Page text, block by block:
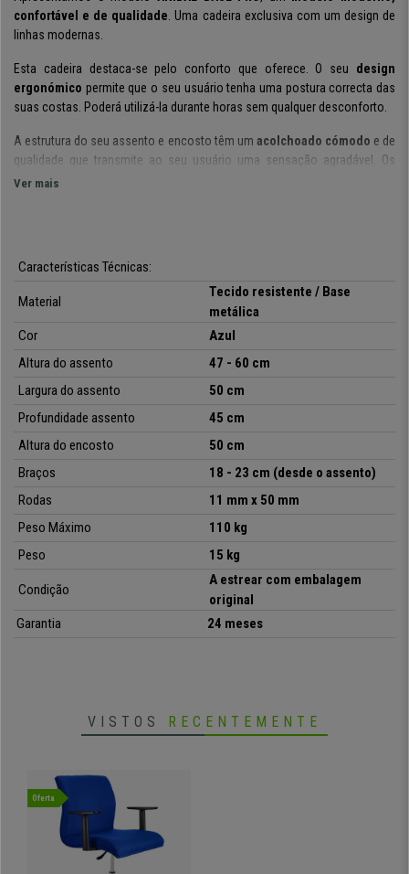
confortável e de qualidade . Uma cadeira exclusiva com um design de
linhas modernas.
Esta cadeira destaca-se pelo conforto que oferece. O seu design
ergonómico permite que o seu usuário tenha uma postura correcta das
suas costas. Poderá utilizá-la durante horas sem qualquer desconforto.
A estrutura do seu assento e encosto têm um acolchoado cómodo e de
qualidade que transmite ao seu usuário uma sensação agradável. Os
apoia braços são ajustáveis em altura
suas necessidades diárias. É uma função prática que nos permite uma
metal reforçado
, garantindo resistência e estabilidade. É forrada em
tecido resistente disponível em várias cores para que possa escolher a
Em CadeirasPro disponibilizamos esta cadeira ao melhor preço com
•Design ergonómico
• Acolchoado confortável
• Qualidade de fabrico
Ver mais
Características Técnicas:
Material
Tecido resistente / Base
metálica
Cor
Azul
Altura do assento
47 - 60 cm
Largura do assento
50 cm
Profundidade assento
45 cm
Altura do encosto
50 cm
Braços
18 - 23 cm (desde o assento)
Rodas
11 mm x 50 mm
Peso Máximo
110 kg
Peso
15 kg
Condição
A estrear com embalagem
original
Garantia
24 meses
VISTOS RECENTEMENTE
Oferta